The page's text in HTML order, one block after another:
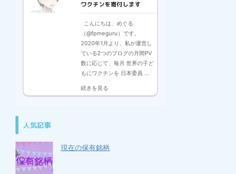
ワクチンを寄付します
こんにちは、めぐる
（@fpmeguru）です。
2020年1月より、私が運営し
ている2つのブログの月間PV
数に応じて、毎月 世界の子ど
もにワクチンを 日本委員 ...
続きを見る
人気記事
現在の保有銘柄